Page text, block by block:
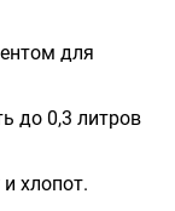
для
до 0,3 литров
хлопот.